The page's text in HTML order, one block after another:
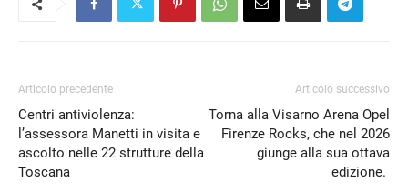
Articolo precedente
Centri antiviolenza:
l’assessora Manetti in visita e
ascolto nelle 22 strutture della
Toscana
Articolo successivo
Torna alla Visarno Arena Opel
Firenze Rocks, che nel 2026
giunge alla sua ottava
edizione.